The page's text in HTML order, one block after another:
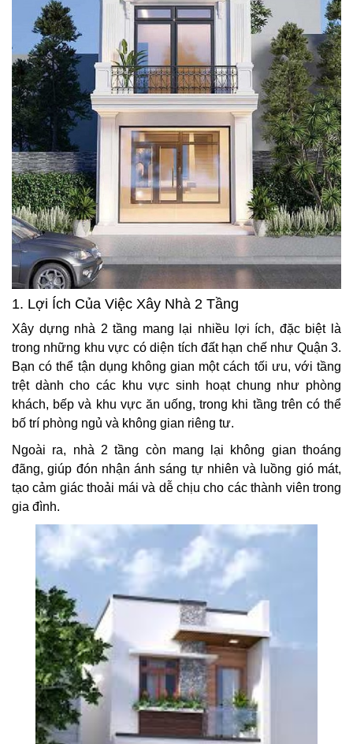
1. Lợi Ích Của Việc Xây Nhà 2 Tầng
Xây dựng nhà 2 tầng mang lại nhiều lợi ích, đặc biệt là
trong những khu vực có diện tích đất hạn chế như Quận 3.
Bạn có thể tận dụng không gian một cách tối ưu, với tầng
trệt dành cho các khu vực sinh hoạt chung như phòng
khách, bếp và khu vực ăn uống, trong khi tầng trên có thể
bố trí phòng ngủ và không gian riêng tư.
Ngoài ra, nhà 2 tầng còn mang lại không gian thoáng
đãng, giúp đón nhận ánh sáng tự nhiên và luồng gió mát,
tạo cảm giác thoải mái và dễ chịu cho các thành viên trong
gia đình.